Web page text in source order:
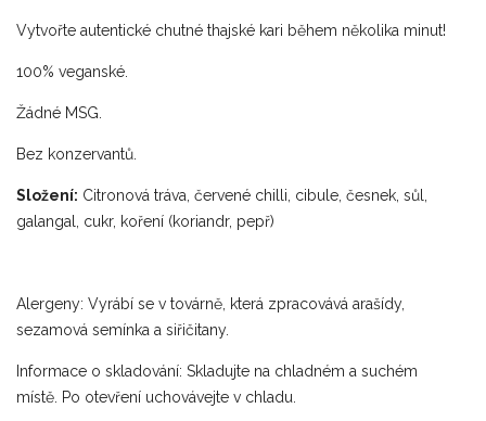
Vytvořte autentické chutné thajské kari během několika minut!
100% veganské.
Žádné MSG.
Bez konzervantů.
Složení: Citronová tráva, červené chilli, cibule, česnek, sůl,
galangal, cukr, koření (koriandr, pepř)
Alergeny: Vyrábí se v továrně, která zpracovává arašídy,
sezamová semínka a siřičitany.
Informace o skladování: Skladujte na chladném a suchém
místě. Po otevření uchovávejte v chladu.